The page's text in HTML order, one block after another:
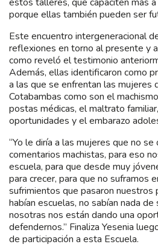
porque ellas también pueden ser
Este encuentro intergeneracional
reflexiones en torno al presente y
como reveló el testimonio
Además, ellas identificaron como
a las que se enfrentan las
Cotabambas como son el
postas médicas, el maltrato
oportunidades y el embarazo
“Yo le diría a las mujeres que no
comentarios machistas, para eso
escuela, para que desde muy
para crecer, para que no suframos
sufrimientos que pasaron nuestros
habían escuelas, no sabían nada
nosotras nos están dando una
defendernos.” Finaliza Yesenia
de participación a esta Escuela.